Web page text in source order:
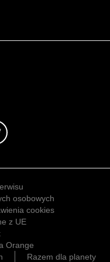
osobowych
cookies
z UE
Orange
Razem dla planety